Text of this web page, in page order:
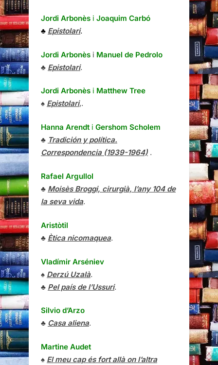
Jordi Arbonès i Joaquim Carbó
♣ Epistolari.
Jordi Arbonès i Manuel de Pedrolo
♣ Epistolari.
Jordi Arbonès i Matthew Tree
♠ Epistolari,.
Hanna Arendt i Gershom Scholem
♣ Tradición y política.
Correspondencia (1939-1964) .
Rafael Argullol
♣ Moisès Broggi, cirurgià, l’any 104 de
la seva vida.
Aristòtil
♣ Ètica nicomaquea.
Vladímir Arséniev
♠ Derzú Uzalà.
♣ Pel país de l’Ussuri.
Silvio d’Arzo
♣ Casa aliena.
Martine Audet
♠ El meu cap és fort allà on l’altra